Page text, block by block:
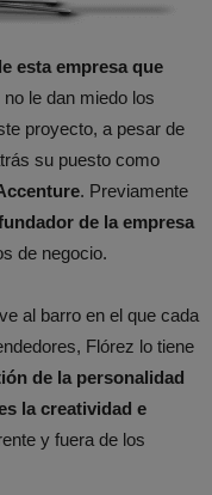
esta empresa que
no le dan miedo los
proyecto, a pesar de
su puesto como
. Previamente
de la empresa
de negocio.
al barro en el que cada
Flórez lo tiene
de la personalidad
la creatividad e
y fuera de los